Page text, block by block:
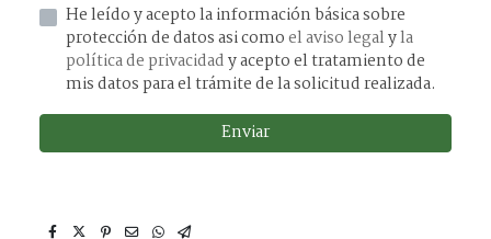
He leído y acepto la información básica sobre
protección de datos asi comoel aviso legalyla
política de privacidady acepto el tratamiento de
mis datos para el trámite de la solicitud realizada.
Enviar